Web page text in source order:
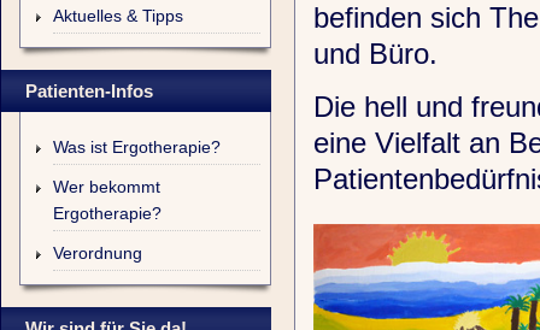
Aktuelles & Tipps
Patienten-Infos
Was ist Ergotherapie?
Wer bekommt
Ergotherapie?
Verordnung
befinden sich
und Büro.
Die hell und
eine Vielfalt an